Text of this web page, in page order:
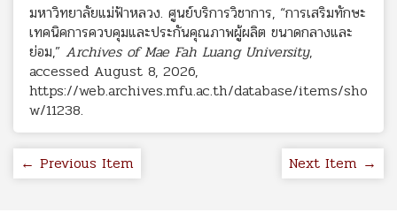
มหาวิทยาลัยแม่ฟ้าหลวง. ศูนย์บริการวิชาการ, “การเสริมทักษะ
เทคนิคการควบคุมและประกันคุณภาพผู้ผลิต ขนาดกลางและ
ย่อม,” Archives of Mae Fah Luang University,
accessed August 8, 2026,
https://web.archives.mfu.ac.th/database/items/sho
w/11238.
← Previous Item Next Item →